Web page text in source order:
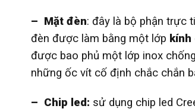
– Mặt đèn: đây là bộ phận trực
đèn được làm bằng một lớp
được bao phủ một lớp inox
những ốc vít cố định chắc chắn
– Chip led: sử dụng chip led